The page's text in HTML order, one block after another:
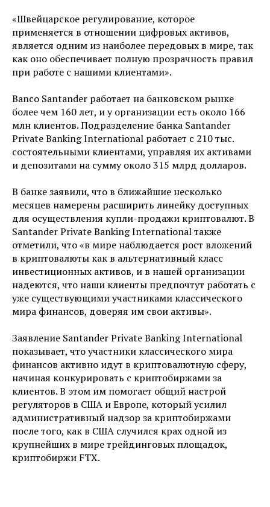
«Швейцарское регулирование, которое
применяется в отношении цифровых активов,
является одним из наиболее передовых в мире, так
как оно обеспечивает полную прозрачность правил
при работе с нашими клиентами».
Banco Santander работает на банковском рынке
более чем 160 лет, и у организации есть около 166
млн клиентов. Подразделение банка Santander
Private Banking International работает с 210 тыс.
состоятельными клиентами, управляя их активами
и депозитами на сумму около 315 млрд долларов.
В банке заявили, что в ближайшие несколько
месяцев намерены расширить линейку доступных
для осуществления купли-продажи криптовалют. В
Santander Private Banking International также
отметили, что «в мире наблюдается рост вложений
в криптовалюты как в альтернативный класс
инвестиционных активов, и в нашей организации
надеются, что наши клиенты предпочтут работать с
уже существующими участниками классического
мира финансов, доверяя им свои активы».
Заявление Santander Private Banking International
показывает, что участники классического мира
финансов активно идут в криптовалютную сферу,
начиная конкурировать с криптобиржами за
клиентов. В этом им помогает общий настрой
регуляторов в США и Европе, который усилил
административный надзор за криптобиржами
после того, как в США случился крах одной из
крупнейших в мире трейдинговых площадок,
криптобиржи FTX.